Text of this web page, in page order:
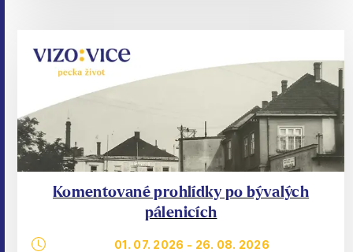
Komentované prohlídky po bývalých
pálenicích
01. 07. 2026 - 26. 08. 2026